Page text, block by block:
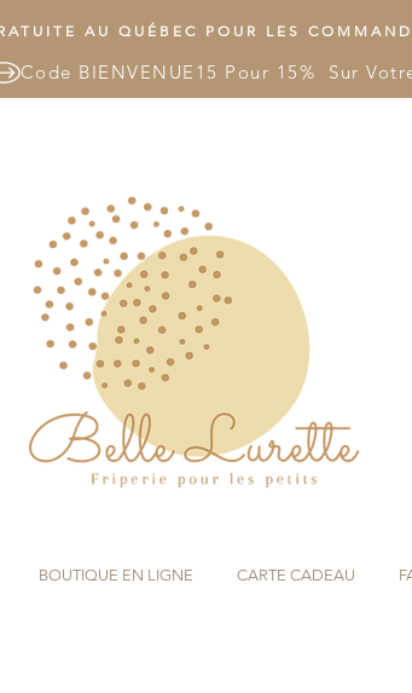
AU QUÉBEC POUR LES
BOUTIQUE EN LIGNE CARTE CADEAU